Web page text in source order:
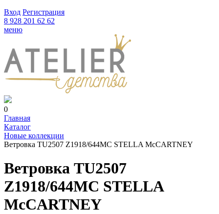
Вход Регистрация
8 928 201 62 62
меню
0
Главная
Каталог
Новые коллекции
Ветровка TU2507 Z1918/644MC STELLA McCARTNEY
Ветровка TU2507
Z1918/644MC STELLA
McCARTNEY